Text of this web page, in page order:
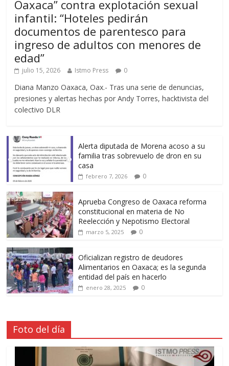
Oaxaca” contra explotación sexual
infantil: “Hoteles pedirán
documentos de parentesco para
ingreso de adultos con menores de
edad”
julio 15, 2026 Istmo Press 0
Diana Manzo Oaxaca, Oax.- Tras una serie de denuncias,
presiones y alertas hechas por Andy Torres, hacktivista del
colectivo DLR
Alerta diputada de Morena acoso a su
familia tras sobrevuelo de dron en su
casa
febrero 7, 2026 0
Aprueba Congreso de Oaxaca reforma
constitucional en materia de No
Reelección y Nepotismo Electoral
marzo 5, 2025 0
Oficializan registro de deudores
Alimentarios en Oaxaca; es la segunda
entidad del país en hacerlo
enero 28, 2025 0
Foto del día